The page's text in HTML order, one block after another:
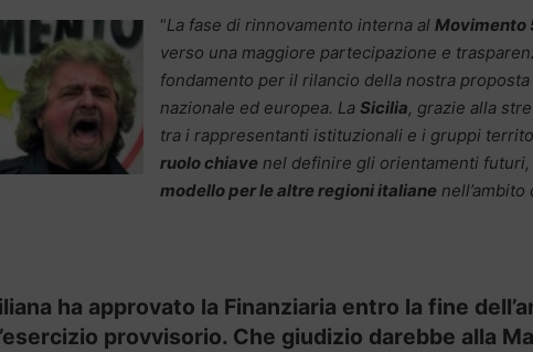
“La fase di rinnovamento interna al Movimento
verso una maggiore partecipazione e
fondamento per il rilancio della nostra
nazionale ed europea. La Sicilia, grazie alla
tra i rappresentanti istituzionali e i gruppi
ruolo chiave nel definire gli orientamenti
modello per le altre regioni italiane nell’ambito
ha approvato la Finanziaria entro la fine
provvisorio. Che giudizio darebbe alla